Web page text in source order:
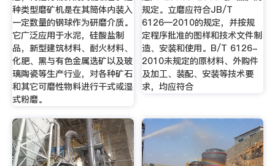
种类型磨矿机是在其筒体内装入
一定数量的钢球作为研磨介质。
它广泛应用于水泥，硅酸盐制
品，新型建筑材料、耐火材料、
化肥、黑与有色金属选矿以及玻
璃陶瓷等生产行业，对各种矿石
和其它可磨性物料进行干式或湿
式粉磨。
规定。立磨应符合JB/T
6126―2010的规定，并按规
定程序批准的图样和技术文件制
造、安装和使用。B/T 6126-
2010未规定的原材料、外购件
及加工、装配、安装等技术要
求，均应符合